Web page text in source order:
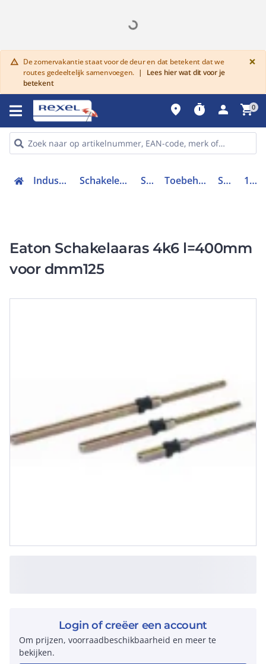
warning De zomervakantie staat voor de deur en dat betekent dat we
routes gedeeltelijk samenvoegen. |
Lees hier wat dit voor je
betekent
×
place timer person shopping_cart0
Industriele componenten Schakelen, bedienen en signaleren Schakelaars Toebehoren voor schakelaars Schakelaaras 1314370
Eaton Schakelaaras 4k6 l=400mm
voor dmm125
Login of creëer een account
Om prijzen, voorraadbeschikbaarheid en meer te
bekijken.